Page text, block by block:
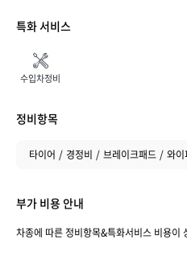
특화 서비스
수입차정비
정비항목
타이어 경정비 브레이크패드 와이
부가 비용 안내
차종에 따른 정비항목&특화서비스 비용이